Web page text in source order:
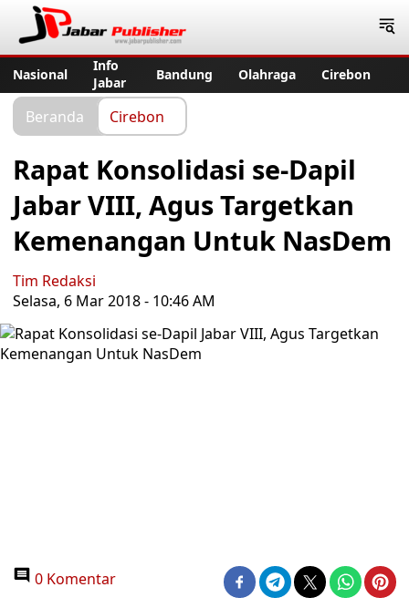
Nasional
Info
Jabar
Bandung Olahraga Cirebon
Beranda Cirebon
Rapat Konsolidasi se-Dapil
Jabar VIII, Agus Targetkan
Kemenangan Untuk NasDem
Tim Redaksi
Selasa, 6 Mar 2018 - 10:46 AM
0 Komentar